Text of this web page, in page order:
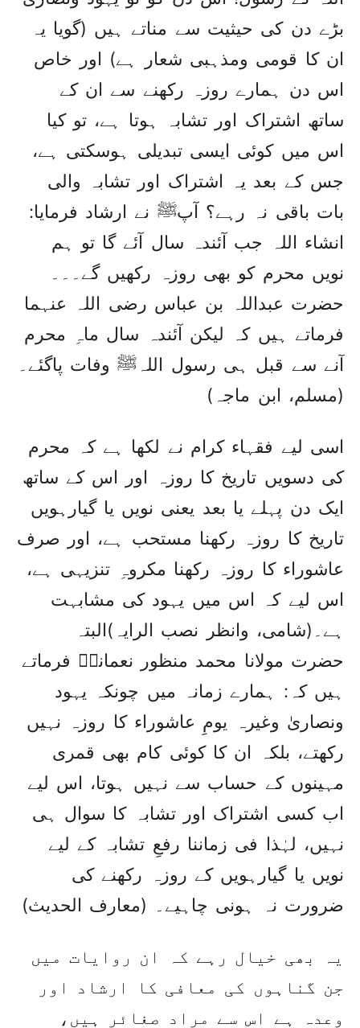
بڑے دن کی حیثیت سے مناتے ہیں (گویا یہ
ان کا قومی ومذہبی شعار ہے) اور خاص
اس دن ہمارے روزہ رکھنے سے ان کے
ساتھ اشتراک اور تشابہ ہوتا ہے، تو کیا
اس میں کوئی ایسی تبدیلی ہوسکتی ہے،
جس کے بعد یہ اشتراک اور تشابہ والی
بات باقی نہ رہے؟ آپﷺ نے ارشاد فرمایا:
انشاء اللہ جب آئندہ سال آئے گا تو ہم
نویں محرم کو بھی روزہ رکھیں گے۔۔۔
حضرت عبداللہ بن عباس رضی اللہ عنہما
فرماتے ہیں کہ لیکن آئندہ سال ماہِ محرم
آنے سے قبل ہی رسول اللہﷺ وفات پاگئے۔
(مسلم، ابن ماجہ)
اسی لیے فقہاء کرام نے لکھا ہے کہ محرم
کی دسویں تاریخ کا روزہ اور اس کے ساتھ
ایک دن پہلے یا بعد یعنی نویں یا گیارہویں
تاریخ کا روزہ رکھنا مستحب ہے، اور صرف
عاشوراء کا روزہ رکھنا مکروہِ تنزیہی ہے،
اس لیے کہ اس میں یہود کی مشابہت
ہے۔(شامی، وانظر نصب الرایہ)البتہ
حضرت مولانا محمد منظور نعمانیؒ فرماتے
ہیں کہ: ہمارے زمانہ میں چونکہ یہود
ونصاریٰ وغیرہ یومِ عاشوراء کا روزہ نہیں
رکھتے، بلکہ ان کا کوئی کام بھی قمری
مہینوں کے حساب سے نہیں ہوتا، اس لیے
اب کسی اشتراک اور تشابہ کا سوال ہی
نہیں، لہٰذا فی زماننا رفعِ تشابہ کے لیے
نویں یا گیارہویں کے روزہ رکھنے کی
ضرورت نہ ہونی چاہیے۔ (معارف الحدیث)
یہ بھی خیال رہے کہ ان روایات میں
جن گناہوں کی معافی کا ارشاد اور
وعدہ ہے اس سے مراد صغائر ہیں،